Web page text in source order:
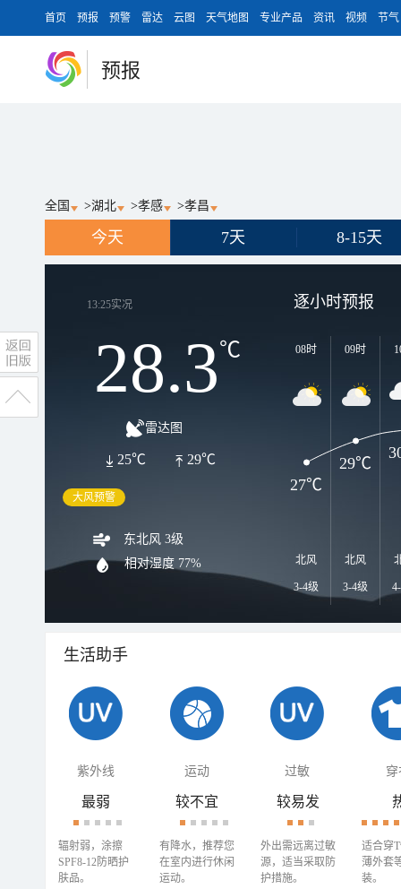
首页 预报 预警 雷达 云图 天气地图 专业产品 资讯 视频 节气
预报
全国 >湖北 >孝感 >孝昌
今天 7天 8-15天
13:25实况
28.3℃
雷达图
29℃
25℃
大风预警
东北风 3级
相对湿度 77%
逐小时预报
08时
北风
3-4级
09时
北风
3-4级
27℃
29℃
生活助手
紫外线 运动 过敏 穿
最弱
辐射弱，涂擦
SPF8-12防晒护
肤品。
较不宜
有降水，推荐您
在室内进行休闲
运动。
较易发
外出需远离过敏
源，适当采取防
护措施。
适合穿
薄外套
装。